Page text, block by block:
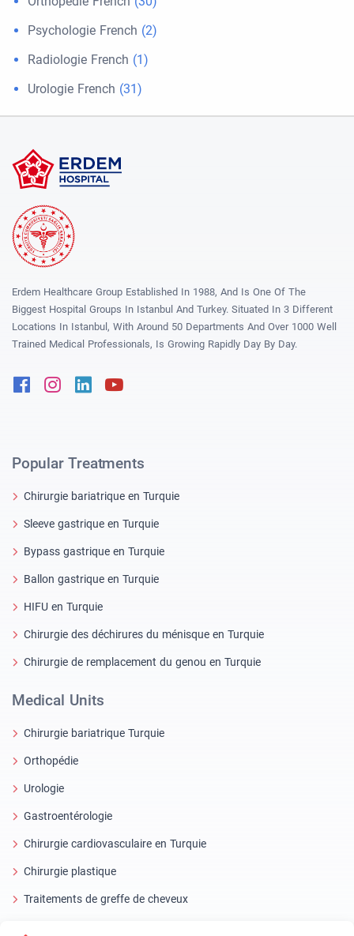
Psychologie French (2)
Radiologie French (1)
Urologie French (31)
Erdem Healthcare Group Established In 1988, And Is One Of The
Biggest Hospital Groups In Istanbul And Turkey. Situated In 3 Different
Locations In Istanbul, With Around 50 Departments And Over 1000 Well
Trained Medical Professionals, Is Growing Rapidly Day By Day.
FacebookInstagram
Linkedin
Popular Treatments
Chirurgie bariatrique en Turquie
Sleeve gastrique en Turquie
Bypass gastrique en Turquie
Ballon gastrique en Turquie
HIFU en Turquie
Chirurgie des déchirures du ménisque en Turquie
Chirurgie de remplacement du genou en Turquie
Medical Units
Chirurgie bariatrique Turquie
Orthopédie
Urologie
Gastroentérologie
Chirurgie cardiovasculaire en Turquie
Chirurgie plastique
Traitements de greffe de cheveux